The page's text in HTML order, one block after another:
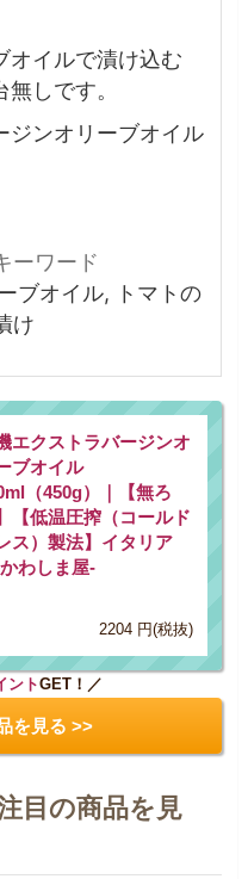
オイルで漬け込む
しです。
ジンオリーブオイル
ーワード
ブオイル, トマトの
け
エクストラバージンオ
ブオイル
（450g）｜【無ろ
【低温圧搾（コールド
ス）製法】イタリア
わしま屋-
2204 円(税抜)
ントGET！／
を見る >>
目の商品を見